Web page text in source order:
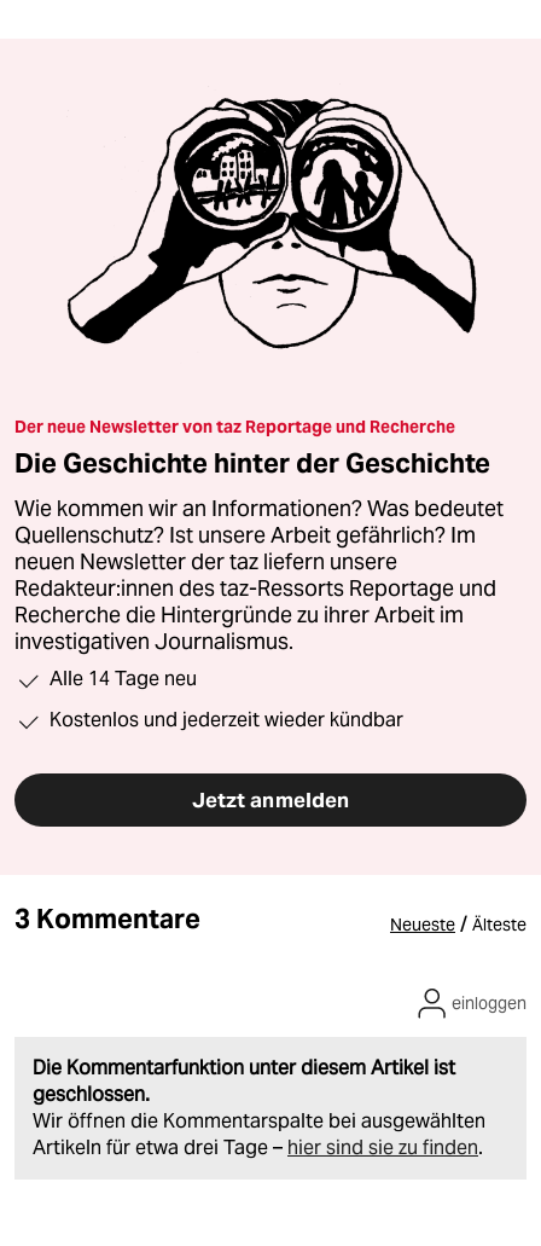
Der neue Newsletter von taz Reportage und Recherche
Die Geschichte hinter der Geschichte
Wie kommen wir an Informationen? Was bedeutet
Quellenschutz? Ist unsere Arbeit gefährlich? Im
neuen Newsletter der taz liefern unsere
Redakteur:innen des taz-Ressorts Reportage und
Recherche die Hintergründe zu ihrer Arbeit im
investigativen Journalismus.
Alle 14 Tage neu
Kostenlos und jederzeit wieder kündbar
Jetzt anmelden
3 Kommentare Neueste / Älteste
Die Kommentarfunktion unter diesem Artikel ist
geschlossen.
Wir öffnen die Kommentarspalte bei ausgewählten
Artikeln für etwa drei Tage – hier sind sie zu finden.
einloggen